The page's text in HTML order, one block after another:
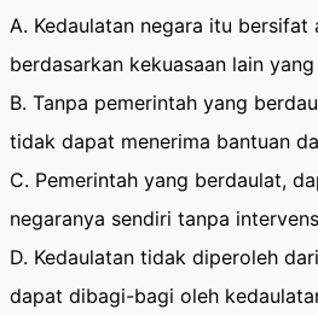
A. Kedaulatan negara itu bersifat
berdasarkan kekuasaan lain
B. Tanpa pemerintah yang
tidak dapat menerima bantuan
C. Pemerintah yang berdaulat,
negaranya sendiri tanpa
D. Kedaulatan tidak diperoleh
dapat dibagi-bagi oleh